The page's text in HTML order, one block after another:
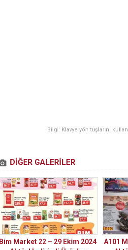
Bilgi: Klavye yön tuşlarını
DİĞER GALERİLER
Bim Market 22 – 29 Ekim 2024
A101